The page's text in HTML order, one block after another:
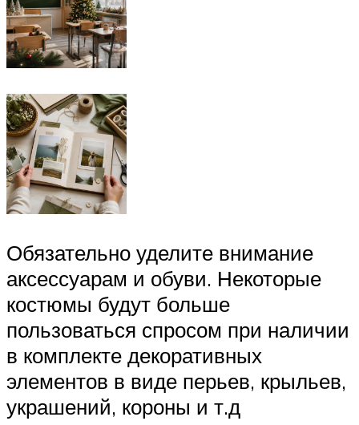
Обязательно уделите внимание
аксессуарам и обуви. Некоторые
костюмы будут больше
пользоваться спросом при наличии
в комплекте декоративных
элементов в виде перьев, крыльев,
украшений, короны и т.д